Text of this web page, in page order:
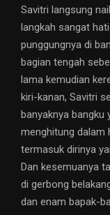
Savitri langsung
langkah sangat
punggungnya di
bagian tengah
lama kemudian
kiri-kanan, Savitri
banyaknya bangku
menghitung dalam
termasuk dirinya
Dan kesemuanya
di gerbong
dan enam bapak-